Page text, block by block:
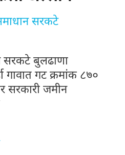
सरकटे
सरकटे बुलढाणा
गावात गट क्रमांक ८७०
जमीन